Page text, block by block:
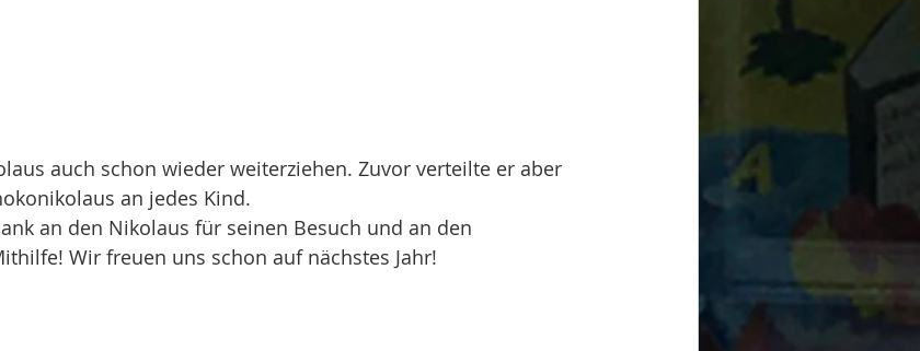
auch schon wieder weiterziehen. Zuvor verteilte er aber
an jedes Kind.
an den Nikolaus für seinen Besuch und an den
Wir freuen uns schon auf nächstes Jahr!